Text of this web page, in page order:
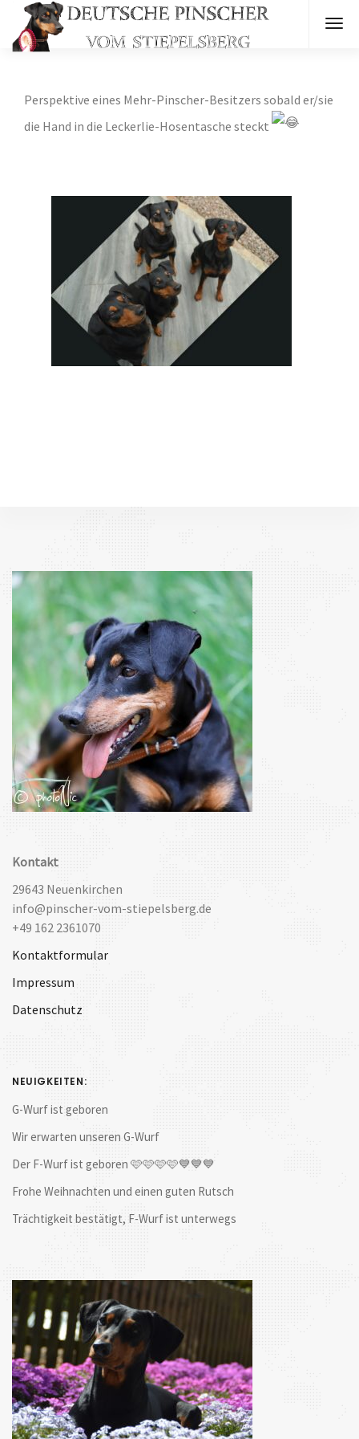
Perspektive eines Mehr-Pinscher-Besitzers sobald er/sie
die Hand in die Leckerlie-Hosentasche steckt
Kontakt
29643 Neuenkirchen
info@pinscher-vom-stiepelsberg.de
+49 162 2361070
Kontaktformular
Impressum
Datenschutz
NEUIGKEITEN:
G-Wurf ist geboren
Wir erwarten unseren G-Wurf
Der F-Wurf ist geboren 🩷🩷🩷🩷💙💙💙
Frohe Weihnachten und einen guten Rutsch
Trächtigkeit bestätigt, F-Wurf ist unterwegs